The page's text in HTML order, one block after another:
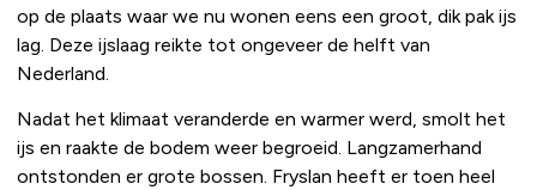
op de plaats waar we nu wonen eens een groot, dik pak ijs
lag. Deze ijslaag reikte tot ongeveer de helft van
Nederland.
Nadat het klimaat veranderde en warmer werd, smolt het
ijs en raakte de bodem weer begroeid. Langzamerhand
ontstonden er grote bossen. Fryslan heeft er toen heel